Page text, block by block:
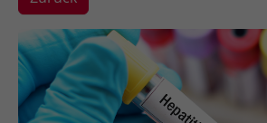
Show larger version